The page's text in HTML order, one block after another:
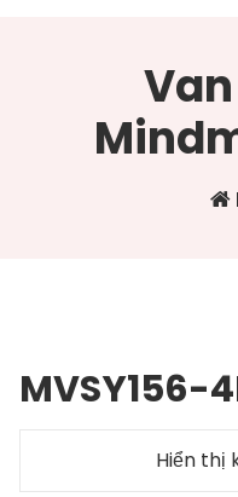
MVSY156-
Hiển thị